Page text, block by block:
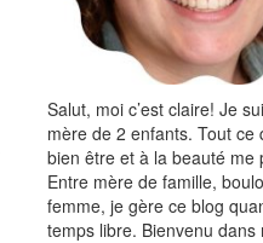
Salut, moi c’est claire! Je
mère de 2 enfants. Tout ce
bien être et à la beauté me
Entre mère de famille,
femme, je gère ce blog
temps libre. Bienvenu dans